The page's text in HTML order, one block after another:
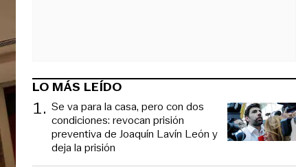
LO MÁS LEÍDO
1. Se va para la casa, pero con dos
condiciones: revocan prisión
preventiva de Joaquín Lavín León y
deja la prisión